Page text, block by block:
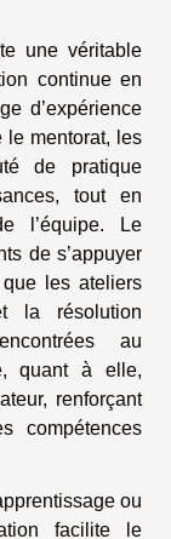
une véritable
continue en
d’expérience
le mentorat, les
de pratique
tout en
l’équipe. Le
de s’appuyer
les ateliers
la résolution
au
quant à elle,
renforçant
compétences
ou
facilite le